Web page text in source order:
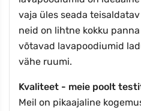
vaja üles seada
neid on lihtne kokku
võtavad lavapoodiumid
vähe ruumi.
Kvaliteet - meie poolt
Meil on pikaajaline